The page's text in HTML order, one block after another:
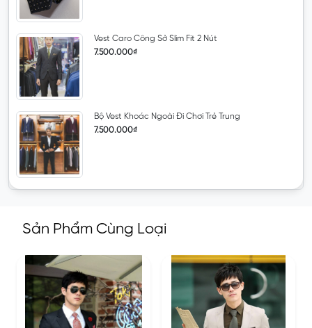
Vest Caro Công Sở Slim Fit 2 Nút
7.500.000₫
Bộ Vest Khoác Ngoài Đi Chơi Trẻ Trung
7.500.000₫
Sản Phẩm Cùng Loại